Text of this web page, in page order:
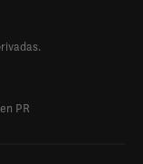
PR